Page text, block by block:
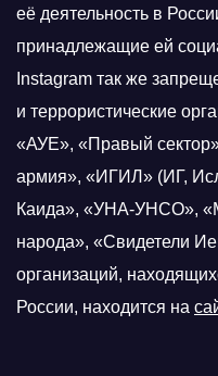
её деятельность в
принадлежащие ей
Instagram так же
и террористические
«АУЕ», «Правый
армия», «ИГИЛ» (ИГ,
Каида», «УНА-УНСО»,
народа», «Свидетели
организаций,
России, находится на